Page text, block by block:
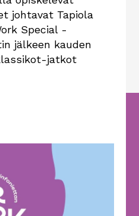
johtavat Tapiola
Special -
jälkeen kauden
jatkot